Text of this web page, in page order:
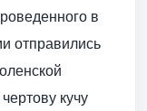
в
отправились
кучу